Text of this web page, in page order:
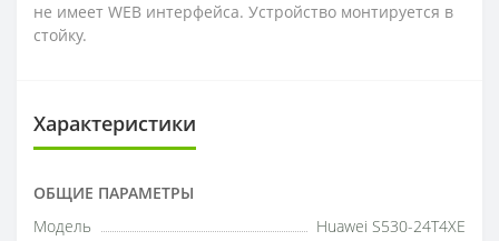
не имеет WEB интерфейса. Устройство монтируется в
стойку.
Характеристики
ОБЩИЕ ПАРАМЕТРЫ
Модель
Huawei S530-24T4XE